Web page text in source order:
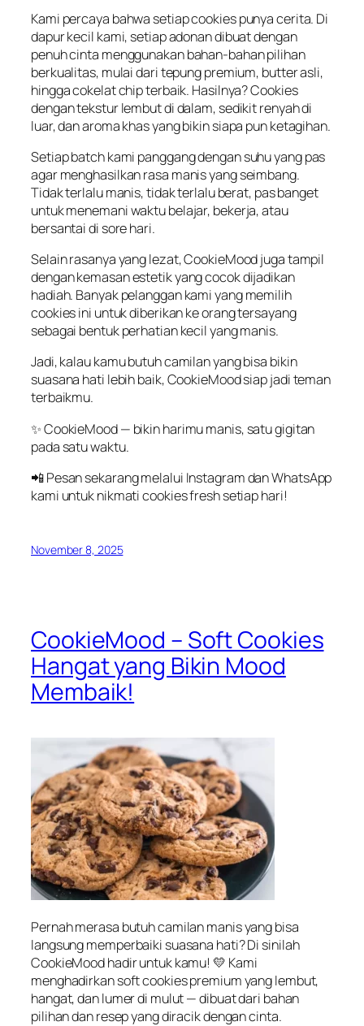
Kami percaya bahwa setiapcookies punyacerita. Di
dapurkecil kami, setiapadonandibuatdengan
penuhcinta menggunakanbahan-bahanpilihan
berkualitas, mulaidaritepungpremium, butterasli,
hinggacokelatchipterbaik. Hasilnya? Cookies
denganteksturlembutdidalam, sedikitrenyahdi
luar, dan aromakhasyangbikinsiapa punketagihan.
Setiapbatch kami panggangdengansuhuyang pas
agarmenghasilkanrasa manisyangseimbang.
Tidakterlalumanis,tidakterlaluberat, pasbanget
untukmenemaniwaktubelajar, bekerja,atau
bersantaidi sorehari.
Selainrasanyayanglezat,CookieMoodjugatampil
dengankemasanestetikyangcocokdijadikan
hadiah. Banyakpelanggankami yangmemilih
cookiesini untukdiberikankeorangtersayang
sebagai bentukperhatiankecilyangmanis.
Jadi,kalaukamubutuhcamilanyangbisa bikin
suasana hati lebihbaik,CookieMoodsiapjaditeman
terbaikmu.
✨CookieMood— bikinharimumanis, satugigitan
pada satuwaktu.
📲Pesansekarangmelalui Instagram dan WhatsApp
kami untuknikmaticookies freshsetiaphari!
November 8, 2025
CookieMood – Soft Cookies
Hangat yang Bikin Mood
Membaik!
Pernah merasa butuh camilan manis yang bisa
langsung memperbaiki suasana hati? Di sinilah
CookieMood hadir untuk kamu! 💛 Kami
menghadirkan soft cookies premium yang lembut,
hangat, dan lumer di mulut — dibuat dari bahan
pilihan dan resep yang diracik dengan cinta.